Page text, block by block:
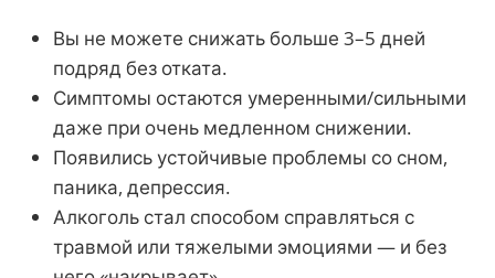
Вы не можете снижать больше 3–5 дней
подряд без отката.
Симптомы остаются умеренными/сильными
даже при очень медленном снижении.
Появились устойчивые проблемы со сном,
паника, депрессия.
Алкоголь стал способом справляться с
травмой или тяжелыми эмоциями — и без